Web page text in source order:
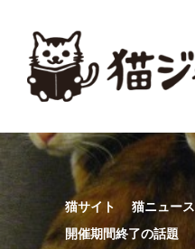
猫サイト
猫ニュース
開催期間終了の話題